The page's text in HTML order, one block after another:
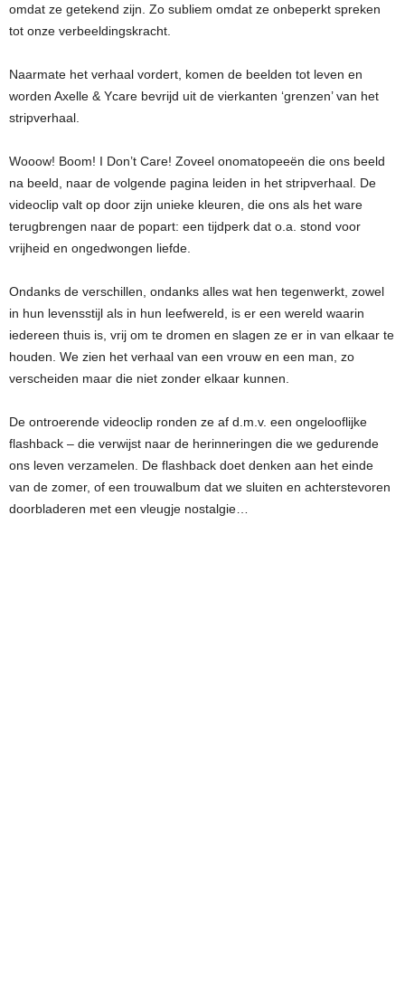
omdat ze getekend zijn. Zo subliem omdat ze onbeperkt spreken
tot onze verbeeldingskracht.
Naarmate het verhaal vordert, komen de beelden tot leven en
worden Axelle & Ycare bevrijd uit de vierkanten ‘grenzen’ van het
stripverhaal.
Wooow! Boom! I Don’t Care! Zoveel onomatopeeën die ons beeld
na beeld, naar de volgende pagina leiden in het stripverhaal. De
videoclip valt op door zijn unieke kleuren, die ons als het ware
terugbrengen naar de popart: een tijdperk dat o.a. stond voor
vrijheid en ongedwongen liefde.
Ondanks de verschillen, ondanks alles wat hen tegenwerkt, zowel
in hun levensstijl als in hun leefwereld, is er een wereld waarin
iedereen thuis is, vrij om te dromen en slagen ze er in van elkaar te
houden. We zien het verhaal van een vrouw en een man, zo
verscheiden maar die niet zonder elkaar kunnen.
De ontroerende videoclip ronden ze af d.m.v. een ongelooflijke
flashback – die verwijst naar de herinneringen die we gedurende
ons leven verzamelen. De flashback doet denken aan het einde
van de zomer, of een trouwalbum dat we sluiten en achterstevoren
doorbladeren met een vleugje nostalgie…